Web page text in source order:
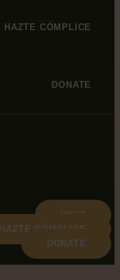
HAZTE CÓMPLICE
DONATE
VISIT
HAZTE CÓMPLICE
DONATE